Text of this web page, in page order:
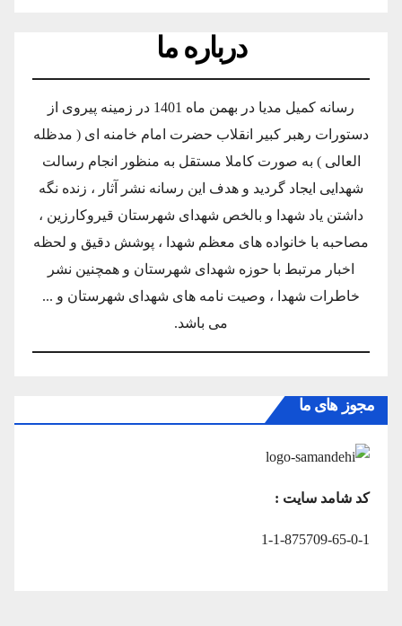
درباره ما
رسانه کمیل مدیا در بهمن ماه 1401 در زمینه پیروی از
دستورات رهبر کبیر انقلاب حضرت امام خامنه ای ( مدظله
العالی ) به صورت کاملا مستقل به منظور انجام رسالت
شهدایی ایجاد گردید و هدف این رسانه نشر آثار ، زنده نگه
داشتن یاد شهدا و بالخص شهدای شهرستان قیروکارزین ،
مصاحبه با خانواده های معظم شهدا ، پوشش دقیق و لحظه
اخبار مرتبط با حوزه شهدای شهرستان و همچنین نشر
خاطرات شهدا ، وصیت نامه های شهدای شهرستان و ...
می باشد.
مجوز های ما
کد شامد سایت :
1-1-875709-65-0-1